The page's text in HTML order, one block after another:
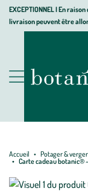
Aller
Aller
au
Aller
au
page
EXCEPTIONNEL I En
livraison peuvent être
Nos
animalerie,
décoration,
botanic®
Accueil Potager & verger
Carte cadeau botanic®